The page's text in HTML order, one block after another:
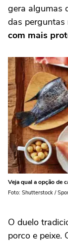
gera algumas
das perguntas
com mais
Veja qual a opção de
Foto: Shutterstock /
O duelo
porco e peixe.